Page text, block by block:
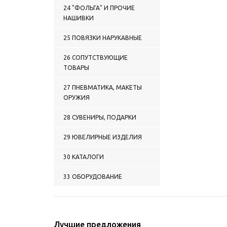
24 "ФОЛЬГА" И ПРОЧИЕ
НАШИВКИ
25 ПОВЯЗКИ НАРУКАВНЫЕ
26 СОПУТСТВУЮЩИЕ
ТОВАРЫ
27 ПНЕВМАТИКА, МАКЕТЫ
ОРУЖИЯ
28 СУВЕНИРЫ, ПОДАРКИ
29 ЮВЕЛИРНЫЕ ИЗДЕЛИЯ
30 КАТАЛОГИ
33 ОБОРУДОВАНИЕ
Лучшие предложения